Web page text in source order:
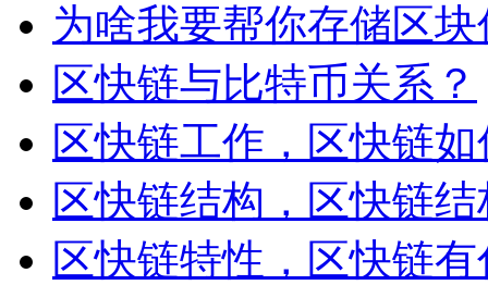
为啥我要帮你存储区
区快链与比特币关系？
区快链工作，区快链
区快链结构，区快链
区快链特性，区快链